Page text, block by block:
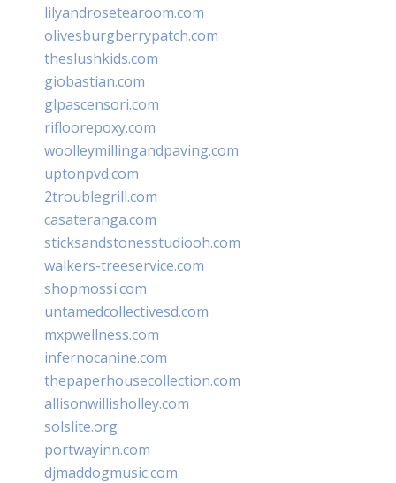
lilyandrosetearoom.com
olivesburgberrypatch.com
theslushkids.com
giobastian.com
glpascensori.com
rifloorepoxy.com
woolleymillingandpaving.com
uptonpvd.com
2troublegrill.com
casateranga.com
sticksandstonesstudiooh.com
walkers-treeservice.com
shopmossi.com
untamedcollectivesd.com
mxpwellness.com
infernocanine.com
thepaperhousecollection.com
allisonwillisholley.com
solslite.org
portwayinn.com
djmaddogmusic.com